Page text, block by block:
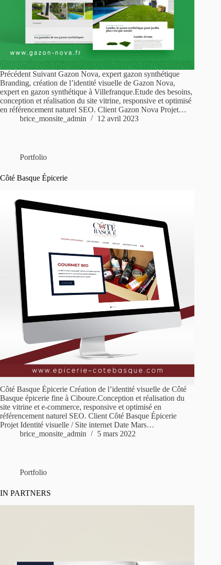
Précédent Suivant Gazon Nova, expert gazon synthétique
Branding, création de l’identité visuelle de Gazon Nova,
expert en gazon synthétique à Villefranque.Etude des besoins,
conception et réalisation du site vitrine, responsive et optimisé
en référencement naturel SEO. Client Gazon Nova Projet…
brice_monsite_admin
12 avril 2023
Portfolio
Côté Basque Épicerie
Côté Basque Épicerie Création de l’identité visuelle de Côté
Basque épicerie fine à Ciboure.Conception et réalisation du
site vitrine et e-commerce, responsive et optimisé en
référencement naturel SEO. Client Côté Basque Épicerie
Projet Identité visuelle / Site internet Date Mars…
brice_monsite_admin
5 mars 2022
Portfolio
IN PARTNERS